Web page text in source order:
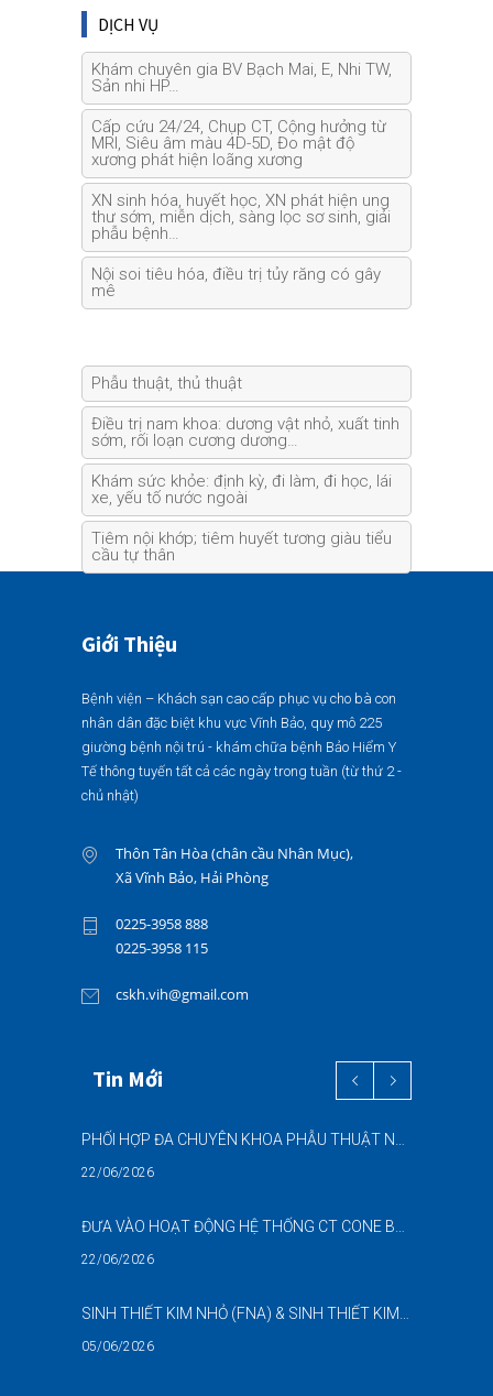
DỊCH VỤ
Khám chuyên gia BV Bạch Mai, E, Nhi TW,
Sản nhi HP…
Cấp cứu 24/24, Chụp CT, Cộng hưởng từ
MRI, Siêu âm màu 4D-5D, Đo mật độ
xương phát hiện loãng xương
XN sinh hóa, huyết học, XN phát hiện ung
thư sớm, miễn dịch, sàng lọc sơ sinh, giải
phẫu bệnh…
Nội soi tiêu hóa, điều trị tủy răng có gây
mê
Phẫu thuật, thủ thuật
Điều trị nam khoa: dương vật nhỏ, xuất tinh
sớm, rối loạn cương dương…
Khám sức khỏe: định kỳ, đi làm, đi học, lái
xe, yếu tố nước ngoài
Tiêm nội khớp; tiêm huyết tương giàu tiểu
cầu tự thân
Giới Thiệu
Bệnh viện – Khách sạn cao cấp phục vụ cho bà con
nhân dân đặc biệt khu vực Vĩnh Bảo, quy mô 225
giường bệnh nội trú - khám chữa bệnh Bảo Hiểm Y
Tế thông tuyến tất cả các ngày trong tuần (từ thứ 2 -
chủ nhật)
Thôn Tân Hòa (chân cầu Nhân Mục),
Xã Vĩnh Bảo, Hải Phòng
0225-3958 888
0225-3958 115
cskh.vih@gmail.com
Tin Mới
22/06/2026
22/06/2026
05/06/2026